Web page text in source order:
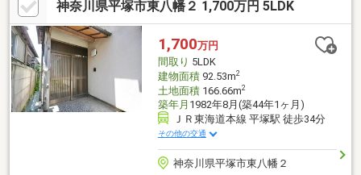
神奈川県平塚市東八幡２ 1,700万円 5LDK
1,700万円
間取り 5LDK
建物面積92.53m2
土地面積166.66m2
築年月 1982年8月(築44年1ヶ月)
ＪＲ東海道本線 平塚駅 徒歩34分
その他の交通
神奈川県平塚市東八幡２